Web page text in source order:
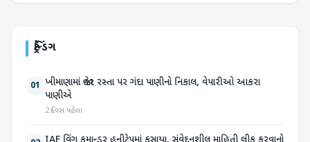
ટ્રેન્ડિંગ
01 ખીમાણામાં જાહેર રસ્તા પર ગંદા પાણીનો નિકાલ, વેપારીઓ આકરા
પાણીએ
2 દિવસ પહેલા